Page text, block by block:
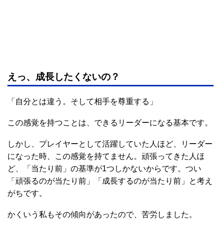
えっ、成長したくないの？
「自分とは違う。そして相手を尊重する」
この感覚を持つことは、できるリーダーになる基本です。
しかし、プレイヤーとして活躍していた人ほど、リーダー
になった時、この感覚を持てません。頑張ってきた人ほ
ど、「当たり前」の基準が1つしかないからです。つい
「頑張るのが当たり前」「成長するのが当たり前」と考え
がちです。
かくいう私もその傾向があったので、苦労しました。